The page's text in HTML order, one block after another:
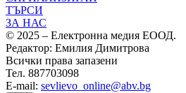
ТЪРСИ
ЗА НАС
© 2025 – Електронна медия ЕООД.
Редактор: Емилия Димитрова
Всички права запазени
Тел. 887703098
E-mail: sevlievo_online@abv.bg